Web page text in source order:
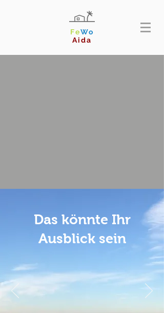
FeWo
Aida
Das könnte Ihr
Ausblick sein